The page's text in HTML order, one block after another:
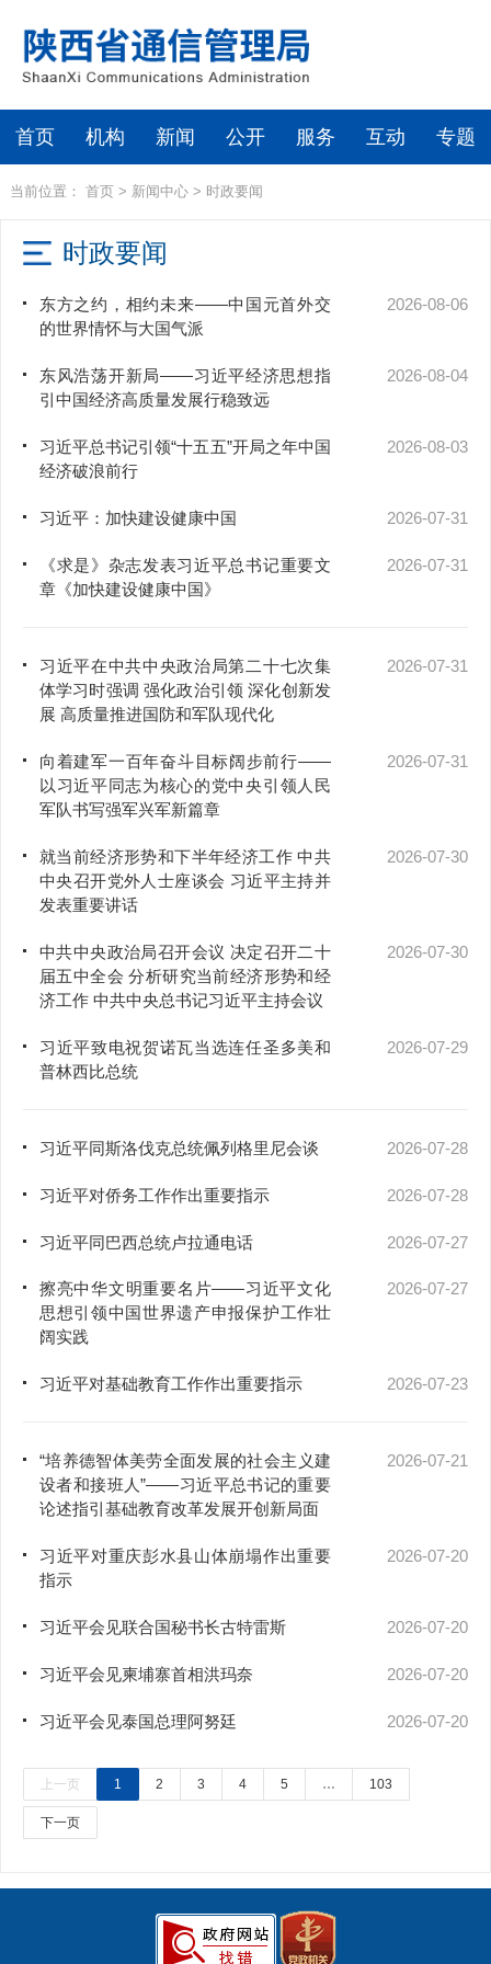
首页 机构 新闻 公开 服务 互动 专题
当前位置： 首页> 新闻中心> 时政要闻
时政要闻
东方之约，相约未来——中国元首外交
的世界情怀与大国气派
2026-08-06
东风浩荡开新局——习近平经济思想指
引中国经济高质量发展行稳致远
2026-08-04
习近平总书记引领“十五五”开局之年中国
经济破浪前行
2026-08-03
习近平：加快建设健康中国 2026-07-31
《求是》杂志发表习近平总书记重要文
章《加快建设健康中国》
2026-07-31
习近平在中共中央政治局第二十七次集
体学习时强调 强化政治引领 深化创新发
展 高质量推进国防和军队现代化
2026-07-31
向着建军一百年奋斗目标阔步前行——
以习近平同志为核心的党中央引领人民
军队书写强军兴军新篇章
2026-07-31
就当前经济形势和下半年经济工作 中共
中央召开党外人士座谈会 习近平主持并
发表重要讲话
2026-07-30
中共中央政治局召开会议 决定召开二十
届五中全会 分析研究当前经济形势和经
济工作 中共中央总书记习近平主持会议
2026-07-30
习近平致电祝贺诺瓦当选连任圣多美和
普林西比总统
2026-07-29
习近平同斯洛伐克总统佩列格里尼会谈 2026-07-28
习近平对侨务工作作出重要指示 2026-07-28
习近平同巴西总统卢拉通电话 2026-07-27
擦亮中华文明重要名片——习近平文化
思想引领中国世界遗产申报保护工作壮
阔实践
2026-07-27
习近平对基础教育工作作出重要指示 2026-07-23
“培养德智体美劳全面发展的社会主义建
设者和接班人”——习近平总书记的重要
论述指引基础教育改革发展开创新局面
2026-07-21
习近平对重庆彭水县山体崩塌作出重要
指示
2026-07-20
习近平会见联合国秘书长古特雷斯 2026-07-20
习近平会见柬埔寨首相洪玛奈 2026-07-20
习近平会见泰国总理阿努廷 2026-07-20
上一页 1 2 3 4 5 … 103
下一页